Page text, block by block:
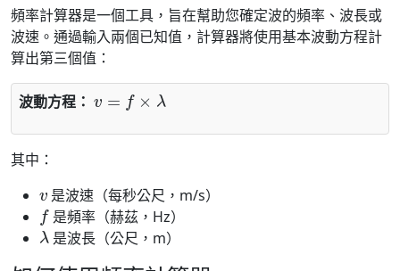
頻率計算器是一個工具，旨在幫助您確定波的頻率、波長或
波速。通過輸入兩個已知值，計算器將使用基本波動方程計
算出第三個值：
波動方程：
v=f×λ
其中：
是波速（每秒公尺，m/s）
f
是頻率（赫茲，Hz）
λ
是波長（公尺，m）